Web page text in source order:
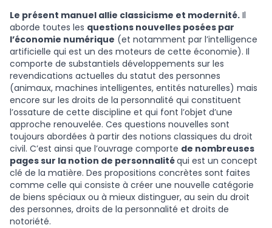
Le présent manuel allie classicisme et modernité. Il
aborde toutes les questions nouvelles posées par
l’économie numérique (et notamment par l’intelligence
artificielle qui est un des moteurs de cette économie). Il
comporte de substantiels développements sur les
revendications actuelles du statut des personnes
(animaux, machines intelligentes, entités naturelles) mais
encore sur les droits de la personnalité qui constituent
l’ossature de cette discipline et qui font l’objet d’une
approche renouvelée. Ces questions nouvelles sont
toujours abordées à partir des notions classiques du droit
civil. C’est ainsi que l’ouvrage comporte de nombreuses
pages sur la notion de personnalitéqui est un concept
clé de la matière. Des propositions concrètes sont faites
comme celle qui consiste à créer une nouvelle catégorie
de biens spéciaux ou à mieux distinguer, au sein du droit
des personnes, droits de la personnalité et droits de
notoriété.